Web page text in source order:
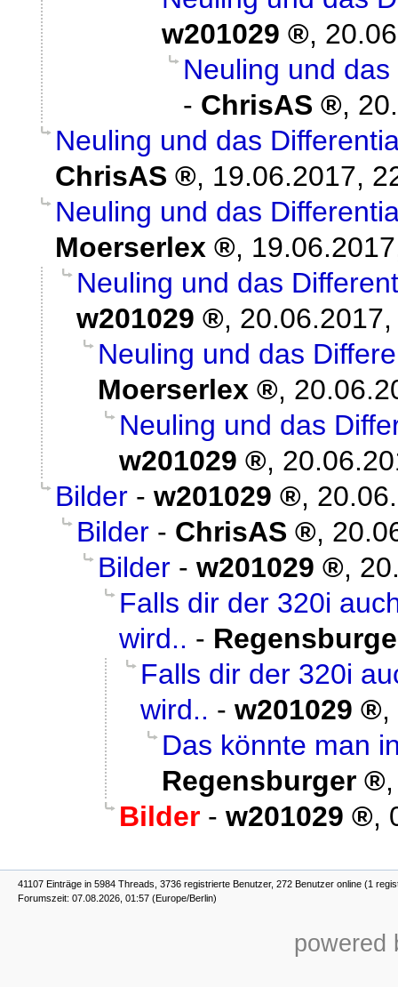
w201029
,
Neuling und
- ChrisAS ,
Neuling und das
ChrisAS
, 19.06.2017,
Neuling und das
Moerserlex
,
Neuling und das
w201029
,
Neuling und das
Moerserlex
,
Neuling und das
w201029
,
Bilder - w201029 ,
Bilder - ChrisAS ,
Bilder - w201029 ,
Falls dir der 320i
wird.. -
Falls dir der 320i
wird.. - w201029
,
Das könnte man
Regensburger
Bilder - w201029 ,
41107 Einträge in 5984 Threads, 3736 registrierte Benutzer, 272 Benutzer online (1
Forumszeit: 07.08.2026, 01:57 (Europe/Berlin)
powered